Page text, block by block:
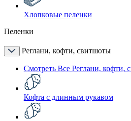
Хлопковые пеленки
Пеленки
Реглани, кофти, свитшоты
Смотреть Все Реглани, кофти,
Кофта с длинным рукавом